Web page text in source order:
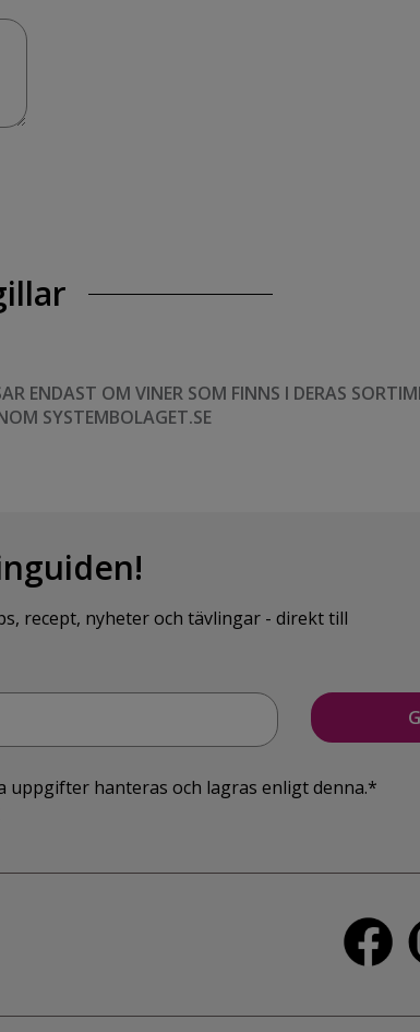
ENDAST OM VINER SOM FINNS I DERAS
SYSTEMBOLAGET.SE
recept, nyheter och tävlingar - direkt till
uppgifter hanteras och lagras enligt denna.*